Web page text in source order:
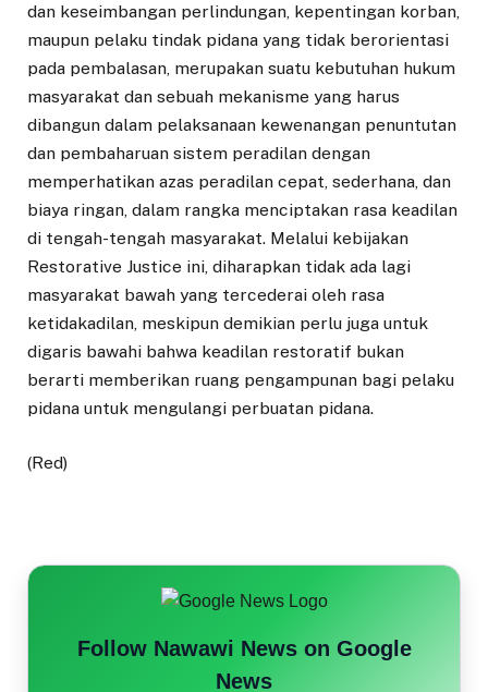
dan keseimbangan perlindungan, kepentingan korban,
maupun pelaku tindak pidana yang tidak berorientasi
pada pembalasan, merupakan suatu kebutuhan hukum
masyarakat dan sebuah mekanisme yang harus
dibangun dalam pelaksanaan kewenangan penuntutan
dan pembaharuan sistem peradilan dengan
memperhatikan azas peradilan cepat, sederhana, dan
biaya ringan, dalam rangka menciptakan rasa keadilan
di tengah-tengah masyarakat. Melalui kebijakan
Restorative Justice ini, diharapkan tidak ada lagi
masyarakat bawah yang tercederai oleh rasa
ketidakadilan, meskipun demikian perlu juga untuk
digaris bawahi bahwa keadilan restoratif bukan
berarti memberikan ruang pengampunan bagi pelaku
pidana untuk mengulangi perbuatan pidana.
(Red)
Follow Nawawi News on Google
News